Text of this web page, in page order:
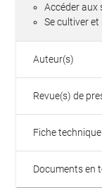
Accéder aux
Se cultiver
Auteur(s)
Revue(s) de
Fiche technique
Documents en